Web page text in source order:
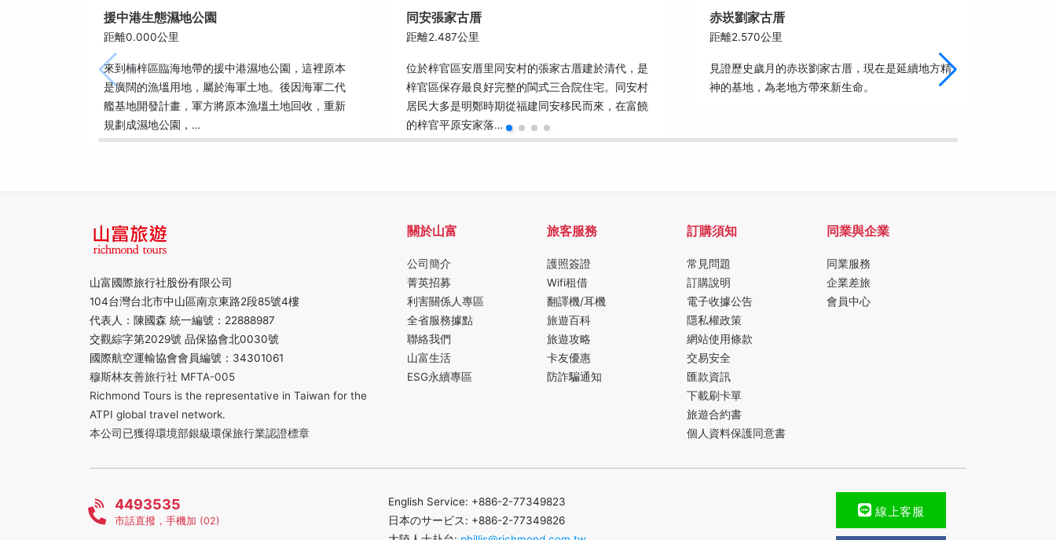
援中港生態濕地公園
距離0.000公里
來到楠梓區臨海地帶的援中港濕地公園，這裡原本
是廣闊的漁塭用地，屬於海軍土地。後因海軍二代
艦基地開發計畫，軍方將原本漁塭土地回收，重新
規劃成濕地公園，…
同安張家古厝
距離2.487公里
位於梓官區安厝里同安村的張家古厝建於清代，是
梓官區保存最良好完整的閩式三合院住宅。同安村
居民大多是明鄭時期從福建同安移民而來，在富饒
的梓官平原安家落…
赤崁劉家古厝
距離2.570公里
見證歷史歲月的赤崁劉家古厝，現在是延續地方精
神的基地，為老地方帶來新生命。
山富國際旅行社股份有限公司
104台灣台北市中山區南京東路2段85號4樓
代表人：陳國森 統一編號：22888987
交觀綜字第2029號 品保協會北0030號
國際航空運輸協會會員編號：34301061
穆斯林友善旅行社 MFTA-005
Richmond Tours is the representative in Taiwan for the
ATPI global travel network.
本公司已獲得環境部銀級環保旅行業認證標章
關於山富
公司簡介
菁英招募
利害關係人專區
全省服務據點
聯絡我們
山富生活
ESG永續專區
旅客服務
護照簽證
Wifi租借
翻譯機/耳機
旅遊百科
旅遊攻略
卡友優惠
防詐騙通知
訂購須知
常見問題
訂購說明
電子收據公告
隱私權政策
網站使用條款
交易安全
匯款資訊
下載刷卡單
旅遊合約書
個人資料保護同意書
同業與企業
同業服務
企業差旅
會員中心
4493535
市話直撥，手機加 (02)
English Service: +886-2-77349823
日本のサービス: +886-2-77349826
線上客服